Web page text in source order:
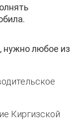
нужно любое из
Киргизской